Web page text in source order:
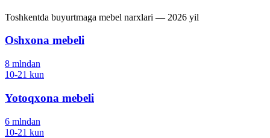
Toshkentda buyurtmaga mebel narxlari — 2026 yil
Oshxona mebeli
8 mlndan
10-21 kun
Yotoqxona mebeli
6 mlndan
10-21 kun